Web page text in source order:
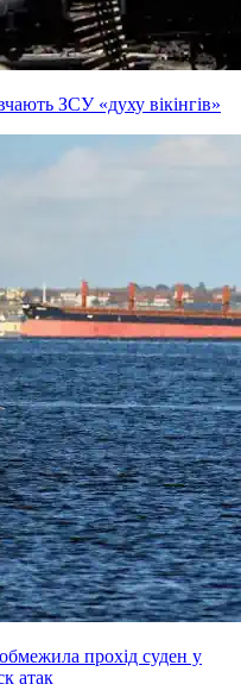
ЗСУ «духу вікінгів»
прохід суден у
атак